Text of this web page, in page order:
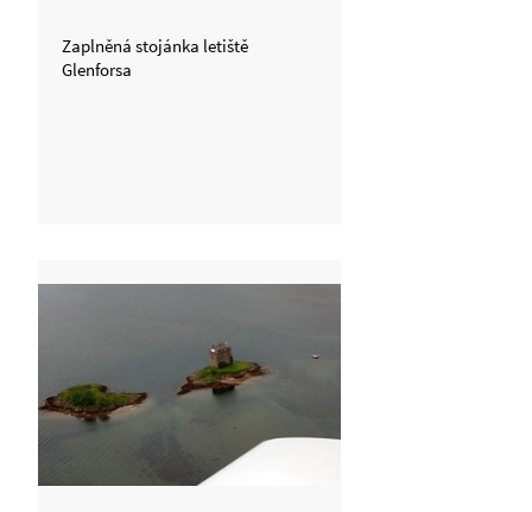
Zaplněná stojánka letiště
Glenforsa